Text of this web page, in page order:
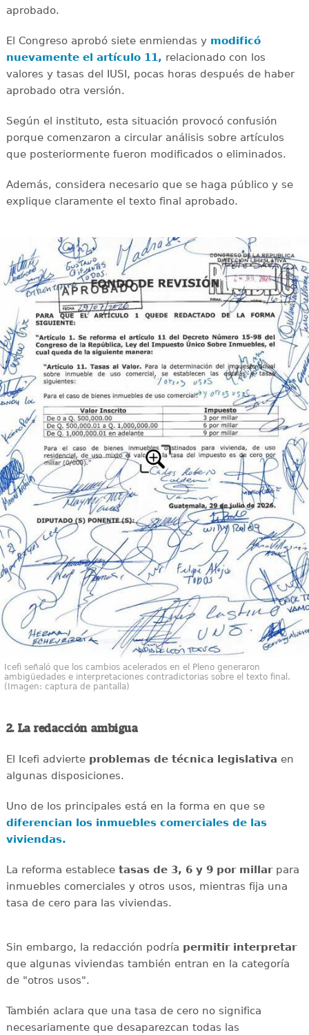
aprobado.
El Congreso aprobó siete enmiendas y modificó
nuevamente el artículo 11, relacionado con los
valores y tasas del IUSI, pocas horas después de haber
aprobado otra versión.
Según el instituto, esta situación provocó confusión
porque comenzaron a circular análisis sobre artículos
que posteriormente fueron modificados o eliminados.
Además, considera necesario que se haga público y se
explique claramente el texto final aprobado.
Icefi señaló que los cambios acelerados en el Pleno generaron
ambigüedades e interpretaciones contradictorias sobre el texto final.
(Imagen: captura de pantalla)
2. La redacción ambigua
El Icefi advierte problemas de técnica legislativa en
algunas disposiciones.
Uno de los principales está en la forma en que se
diferencian los inmuebles comerciales de las
viviendas.
La reforma establece tasas de 3, 6 y 9 por millarpara
inmuebles comerciales y otros usos, mientras fija una
tasa de cero para las viviendas.
Sin embargo, la redacción podría permitir interpretar
que algunas viviendas también entran en la categoría
de "otros usos".
También aclara que una tasa de cero no significa
necesariamente que desaparezcan todas las